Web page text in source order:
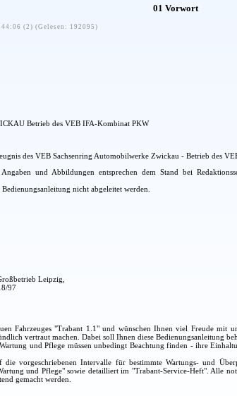
01 Vorwort
(2) (Gelesen: 192095)
Betrieb des VEB IFA-Kombinat PKW
des VEB Sachsenring Automobilwerke Zwickau - Betrieb des
und Abbildungen entsprechen dem Stand bei
nicht abgeleitet werden.
Leipzig,
97
Fahrzeuges "Trabant 1.1" und wünschen Ihnen viel Freude mit
vertraut machen. Dabei soll Ihnen diese Bedienungsanleitung
und Pflege müssen unbedingt Beachtung finden - ihre
vorgeschriebenen Intervalle für bestimmte Wartungs- und
und Pflege" sowie detailliert im "Trabant-Service-Heft". Alle
gemacht werden.